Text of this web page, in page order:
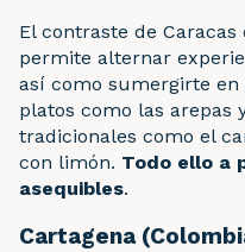
El contraste de
permite alternar
así como sumergirte en
platos como las arepas
tradicionales como el
con limón. Todo ello a
asequibles.
Cartagena